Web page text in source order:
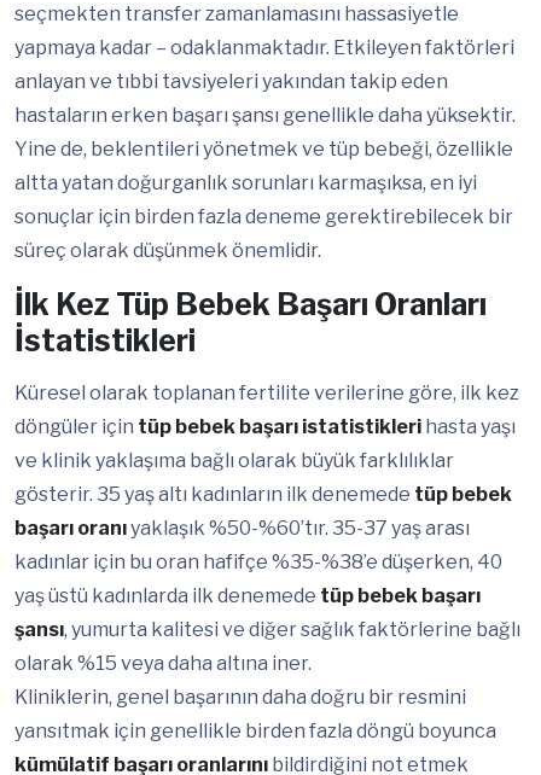
seçmekten transfer zamanlamasını hassasiyetle
yapmaya kadar – odaklanmaktadır. Etkileyen faktörleri
anlayan ve tıbbi tavsiyeleri yakından takip eden
hastaların erken başarı şansı genellikle daha yüksektir.
Yine de, beklentileri yönetmek ve tüp bebeği, özellikle
altta yatan doğurganlık sorunları karmaşıksa, en iyi
sonuçlar için birden fazla deneme gerektirebilecek bir
süreç olarak düşünmek önemlidir.
İlk Kez Tüp Bebek Başarı Oranları
İstatistikleri
Küresel olarak toplanan fertilite verilerine göre, ilk kez
döngüler için tüp bebek başarı istatistikleri hasta yaşı
ve klinik yaklaşıma bağlı olarak büyük farklılıklar
gösterir. 35 yaş altı kadınların ilk denemede tüp bebek
başarı oranıyaklaşık %50-%60’tır. 35-37 yaş arası
kadınlar için bu oran hafifçe %35-%38’e düşerken, 40
yaş üstü kadınlarda ilk denemede tüp bebek başarı
şansı, yumurta kalitesi ve diğer sağlık faktörlerine bağlı
olarak %15 veya daha altına iner.
Kliniklerin, genel başarının daha doğru bir resmini
yansıtmak için genellikle birden fazla döngü boyunca
kümülatif başarı oranlarını bildirdiğini not etmek